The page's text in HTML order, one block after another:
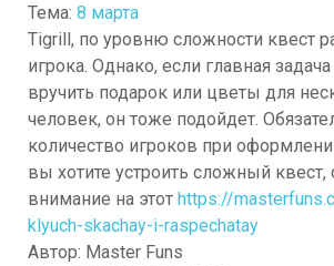
Тема: 8 марта
Tigrill, по уровню сложности квест
игрока. Однако, если главная
вручить подарок или цветы для
человек, он тоже подойдет.
количество игроков при
вы хотите устроить сложный квест,
внимание на этот https://
klyuch-skachay-i-raspechatay
Автор: Master Funs